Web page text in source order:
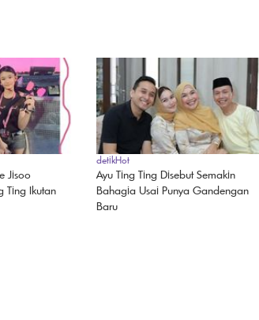
Jisoo
Ting Ikutan
detikHot
Ayu Ting Ting Disebut Semakin
Bahagia Usai Punya Gandengan
Baru